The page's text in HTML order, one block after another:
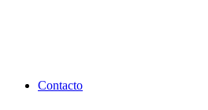
Contacto